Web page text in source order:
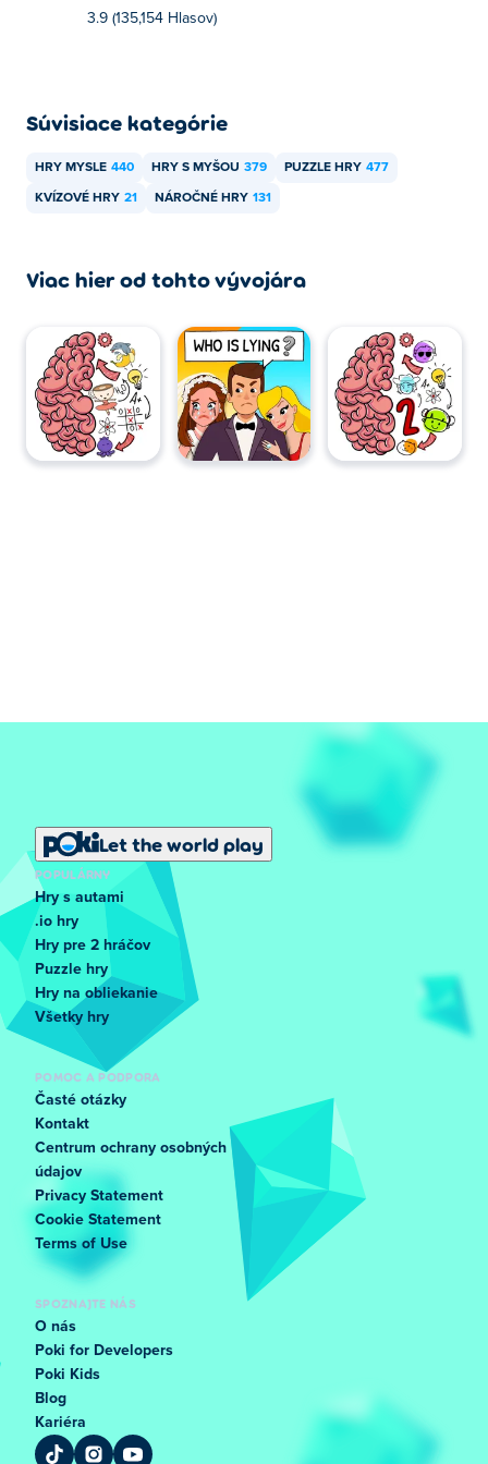
zadarmo?
Môžem hrať Kto je? 2 Brain Puzzle & Chats na
mobilných zariadeniach a desktopoch?
Kto je? 2 Brain Puzzle & Chats je možné hrať na počítači a
3.9 (135,154 Hlasov)
Súvisiace kategórie
HRY MYSLE 440 HRY S MYŠOU 379 PUZZLE HRY 477
KVÍZOVÉ ​​HRY 21 NÁROČNÉ HRY 131
Viac hier od tohto vývojára
Let the world play
POPULÁRNY
Hry s autami
.io hry
Hry pre 2 hráčov
Puzzle hry
Hry na obliekanie
Všetky hry
POMOC A PODPORA
Časté otázky
Kontakt
Centrum ochrany osobných
údajov
Privacy Statement
Cookie Statement
Terms of Use
SPOZNAJTE NÁS
O nás
Poki for Developers
Poki Kids
Blog
Kariéra